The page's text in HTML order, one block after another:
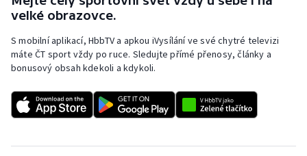
Rychlobruslení
Rychlostní kanoistika
Sportovní střelba
Stolní tenis
velké obrazovce.
S mobilní aplikací, HbbTV a apkou iVysílání ve své chytré televizi
máte ČT sport vždy po ruce. Sledujte přímé přenosy, články a
bonusový obsah kdekoli a kdykoli.